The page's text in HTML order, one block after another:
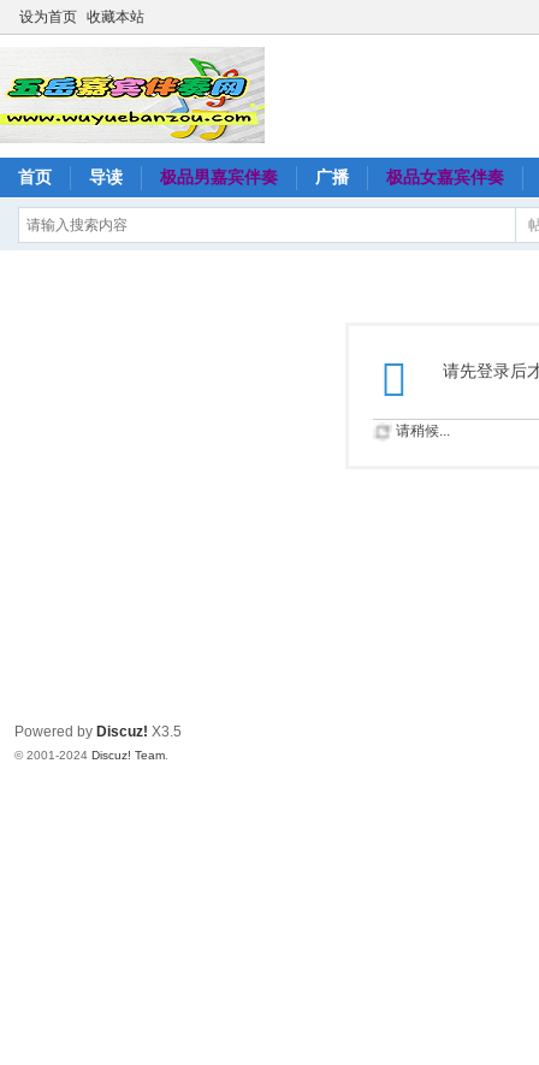
设为首页 收藏本站
首页 导读 极品男嘉宾伴奏 广播 极品女嘉宾伴奏
请先登录后
请稍候...
Powered by Discuz! X3.5
© 2001-2024 Discuz! Team